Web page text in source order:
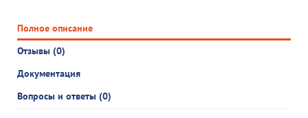
Полное описание
Отзывы (0)
Документация
Вопросы и ответы (0)